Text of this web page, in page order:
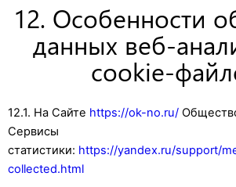
12. Особенности
данных веб-
cookie-
12.1. На Сайте https://ok-no.ru/
Сервисы
статистики: https://yandex.ru/support/
collected.html